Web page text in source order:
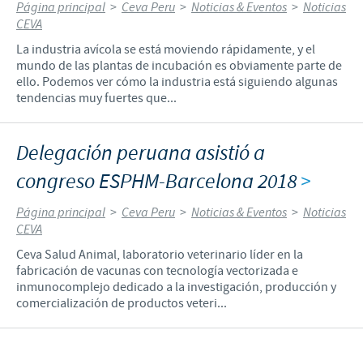
Página principal > Ceva Peru > Noticias & Eventos > Noticias
CEVA
La industria avícola se está moviendo rápidamente, y el
mundo de las plantas de incubación es obviamente parte de
ello. Podemos ver cómo la industria está siguiendo algunas
tendencias muy fuertes que...
Delegación peruana asistió a
congreso ESPHM-Barcelona 2018>
Página principal > Ceva Peru > Noticias & Eventos > Noticias
CEVA
Ceva Salud Animal, laboratorio veterinario líder en la
fabricación de vacunas con tecnología vectorizada e
inmunocomplejo dedicado a la investigación, producción y
comercialización de productos veteri...